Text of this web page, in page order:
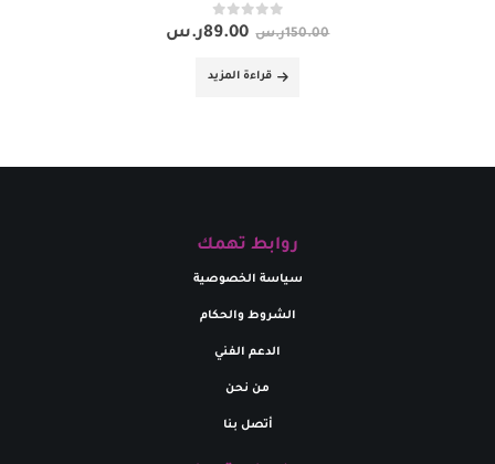
150.00ر.س 89.00ر.س
قراءة المزيد
روابط تهمك
سياسة الخصوصية
الشروط والحكام
الدعم الفني
من نحن
أتصل بنا